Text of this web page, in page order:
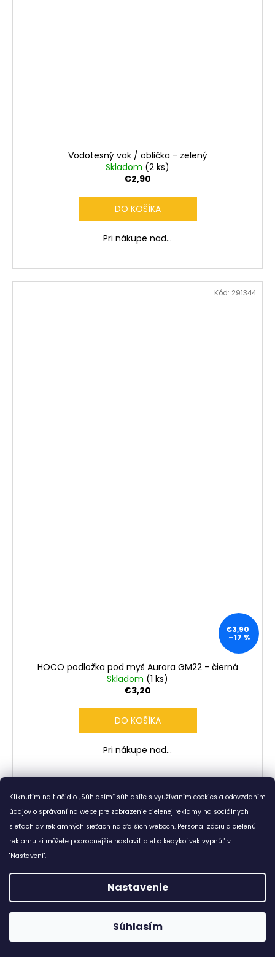
Kliknutím na tlačidlo „Súhlasím“ súhlasíte s využívaním cookies a odovzdaním
údajov o správaní na webe pre zobrazenie cielenej reklamy na sociálnych
sieťach av reklamných sieťach na ďalších weboch. Personalizáciu a cielenú
reklamu si môžete podrobnejšie nastaviť alebo kedykoľvek vypnúť v
"Nastavení".
Nastavenie
Súhlasím
Vodotesný vak / oblička - zelený
Skladom (2 ks)
€2,90
DO KOŠÍKA
Pri nákupe nad...
€3,90
–17 %
HOCO podložka pod myš Aurora GM22 - čierná
Skladom (1 ks)
€3,20
DO KOŠÍKA
Pri nákupe nad...
Kód: 291344